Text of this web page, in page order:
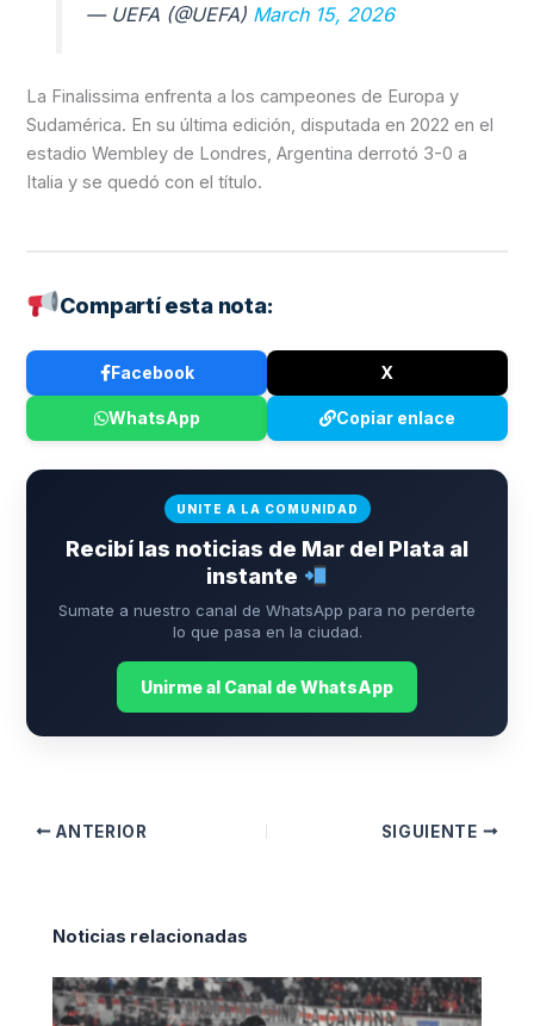
— UEFA (@UEFA) March 15, 2026
La Finalissima enfrenta a los campeones de Europa y
Sudamérica. En su última edición, disputada en 2022 en el
estadio Wembley de Londres, Argentina derrotó 3-0 a
Italia y se quedó con el título.
Compartí esta nota:
Facebook X
WhatsApp Copiar enlace
UNITE A LA COMUNIDAD
Recibí las noticias de Mar del Plata al
instante
Sumate a nuestro canal de WhatsApp para no perderte
lo que pasa en la ciudad.
Unirme al Canal de WhatsApp
ANTERIOR SIGUIENTE
Noticias relacionadas